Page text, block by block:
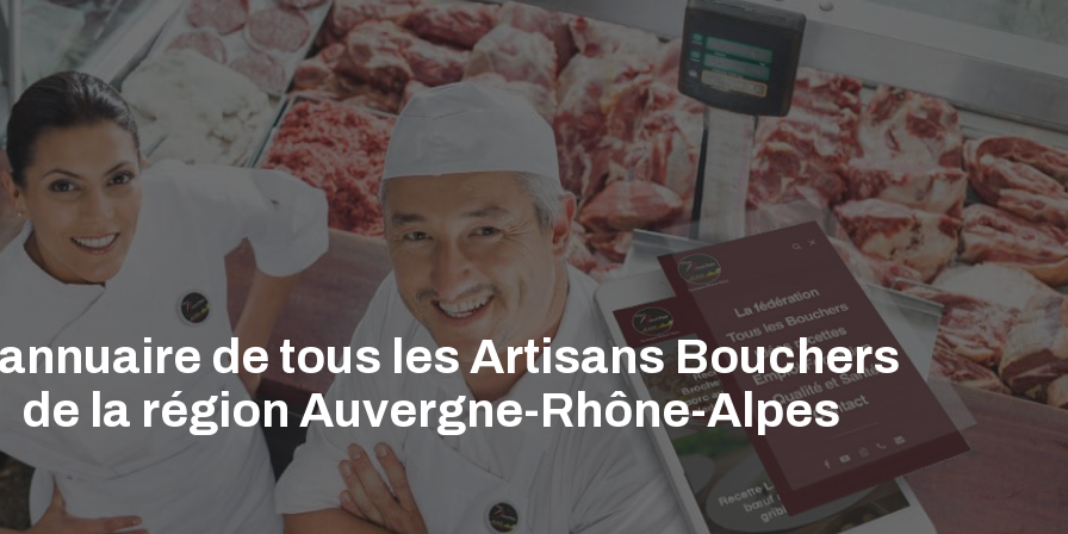
de tous les Artisans Bouchers
de la région Auvergne-Rhône-Alpes